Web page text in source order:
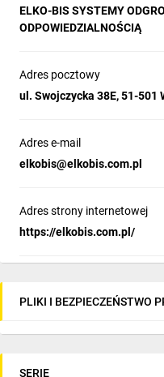
ELKO-BIS SYSTEMY
ODPOWIEDZIALNOŚCIĄ
Adres pocztowy
ul. Swojczycka 38E, 51-501
Adres e-mail
elkobis@elkobis.com.pl
Adres strony internetowej
https://elkobis.com.pl/
PLIKI I BEZPIECZEŃSTWO
SERIE